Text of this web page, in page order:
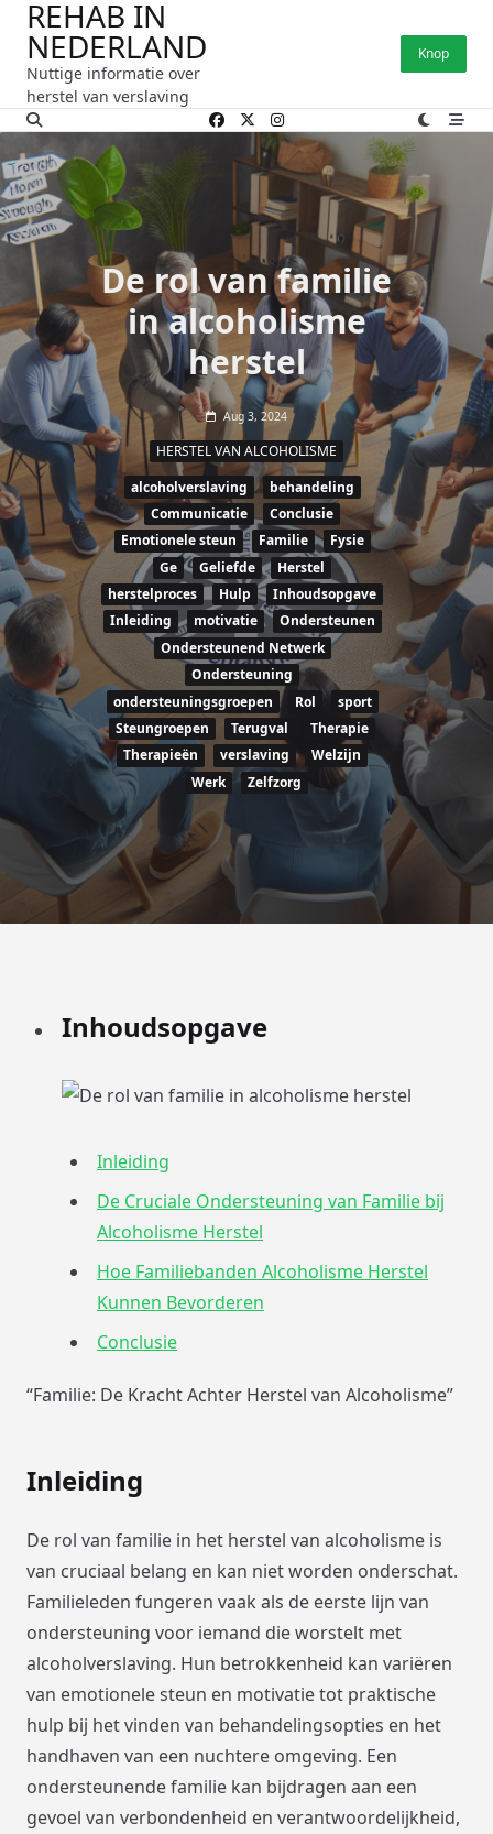
naar
inhoud
REHAB IN
NEDERLAND
Nuttige informatie over
herstel van verslaving
Knop
De rol van familie
in alcoholisme
herstel
Aug 3, 2024
HERSTEL VAN ALCOHOLISME
alcoholverslaving
behandeling
Communicatie
Conclusie
Emotionele steun
Familie
Fysie
Ge
Geliefde
Herstel
herstelproces
Hulp
Inhoudsopgave
Inleiding
motivatie
Ondersteunen
Ondersteunend Netwerk
Ondersteuning
ondersteuningsgroepen
Rol
sport
Steungroepen
Terugval
Therapie
Therapieën
verslaving
Welzijn
Werk
Zelfzorg
Inhoudsopgave
Inleiding
De Cruciale Ondersteuning van Familie bij
Alcoholisme Herstel
Hoe Familiebanden Alcoholisme Herstel
Kunnen Bevorderen
Conclusie
“Familie: De Kracht Achter Herstel van Alcoholisme”
Inleiding
De rol van familie in het herstel van alcoholisme is
van cruciaal belang en kan niet worden onderschat.
Familieleden fungeren vaak als de eerste lijn van
ondersteuning voor iemand die worstelt met
alcoholverslaving. Hun betrokkenheid kan variëren
van emotionele steun en motivatie tot praktische
hulp bij het vinden van behandelingsopties en het
handhaven van een nuchtere omgeving. Een
ondersteunende familie kan bijdragen aan een
gevoel van verbondenheid en verantwoordelijkheid,